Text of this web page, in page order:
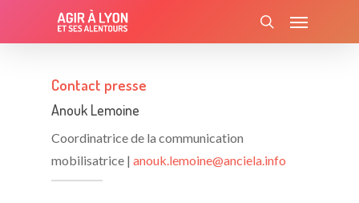
Menu
Contact presse
Anouk Lemoine
Coordinatrice de la communication
mobilisatrice |anouk.lemoine@anciela.info